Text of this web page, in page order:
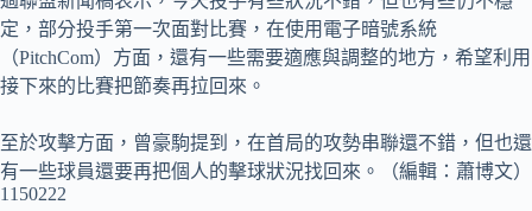
定，部分投手第一次面對比賽，在使用電子暗號系統
（PitchCom）方面，還有一些需要適應與調整的地方，希望利用
接下來的比賽把節奏再拉回來。
至於攻擊方面，曾豪駒提到，在首局的攻勢串聯還不錯，但也還
有一些球員還要再把個人的擊球狀況找回來。（編輯：蕭博文）
1150222